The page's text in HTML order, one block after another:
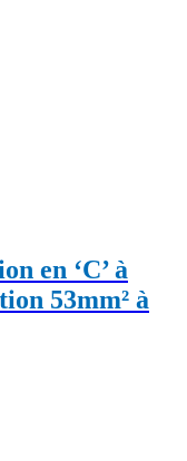
en ‘C’ à
53mm² à